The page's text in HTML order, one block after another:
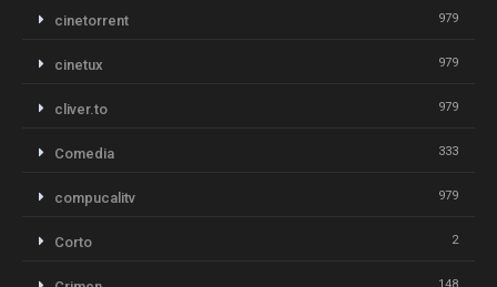
cinetorrent 979
cinetux 979
cliver.to 979
Comedia 333
compucalitv 979
Corto 2